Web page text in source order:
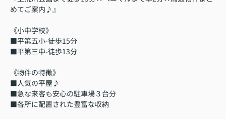
めてご案内♪』
《小中学校》
■平第五小-徒歩15分
■平第三中-徒歩13分
《物件の特徴》
■人気の平屋♪
■急な来客も安心の駐車場３台分
■各所に配置された豊富な収納